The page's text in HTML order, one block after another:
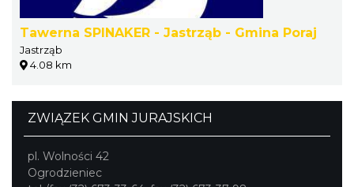
Tawerna SPINAKER - Jastrząb - Gmina Poraj
Jastrząb
4.08 km
ZWIĄZEK GMIN JURAJSKICH
pl. Wolności 42
Ogrodzieniec